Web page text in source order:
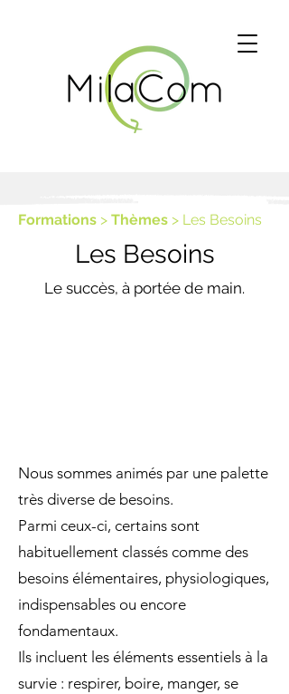
Formations > Thèmes > Les Besoins
Les Besoins
Le succès, à portée de main.
Nous sommes animés par une palette
très diverse de besoins.
Parmi ceux-ci, certains sont
habituellement classés comme des
besoins élémentaires, physiologiques,
indispensables ou encore
fondamentaux.
Ils incluent les éléments essentiels à la
survie : respirer, boire, manger, se